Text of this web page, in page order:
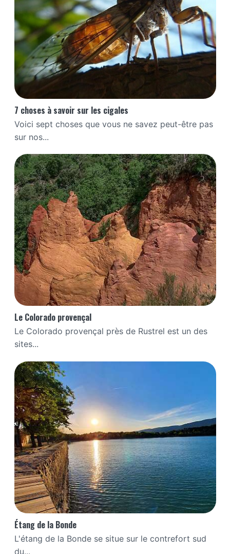
7 choses à savoir sur les cigales
Voici sept choses que vous ne savez peut-être pas
sur nos...
Le Colorado provençal
Le Colorado provençal près de Rustrel est un des
sites...
Étang de la Bonde
L'étang de la Bonde se situe sur le contrefort sud
du...